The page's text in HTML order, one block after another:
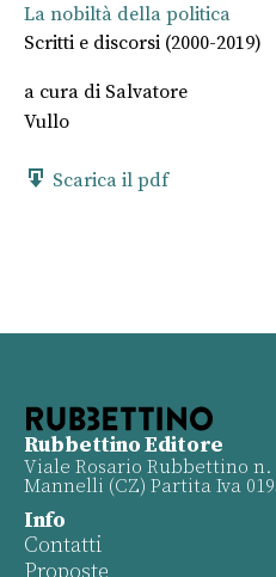
La nobiltà della politica
Scritti e discorsi (2000-2019)
a cura di Salvatore
Vullo
Scarica il pdf
Rubbettino Editore
Viale Rosario Rubbettino n.
Mannelli (CZ) Partita Iva
Info
Contatti
Proposte